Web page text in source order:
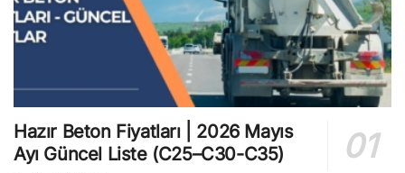
Hazır Beton Fiyatları | 2026 Mayıs
Ayı Güncel Liste (C25–C30-C35)